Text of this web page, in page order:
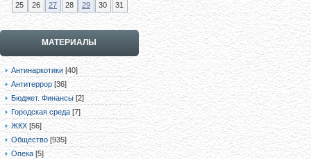
25
26 27 28 29 30 31
МАТЕРИАЛЫ
Антинаркотики [40]
Антитеррор [36]
Бюджет. Финансы [2]
Городская среда [7]
ЖКХ [56]
Общество [935]
Опека [5]